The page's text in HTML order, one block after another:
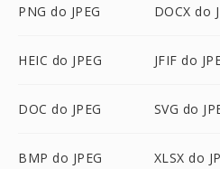
PNG do JPEG DOCX do
HEIC do JPEG JFIF do
DOC do JPEG SVG do
BMP do JPEG XLSX do